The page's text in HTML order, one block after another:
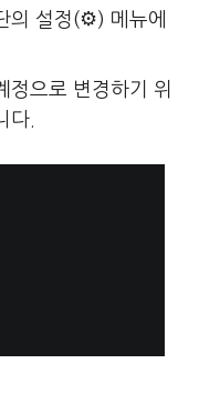
의 설정(⚙) 메뉴에
으로 변경하기 위
다.